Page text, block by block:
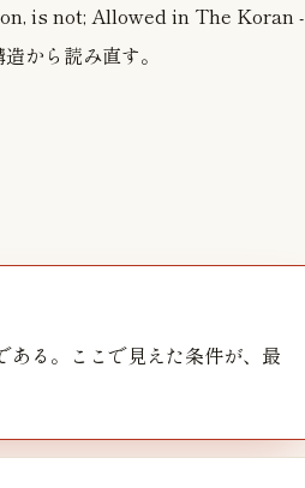
is not; Allowed in The Koran -
から読み直す。
ある。ここで見えた条件が、最